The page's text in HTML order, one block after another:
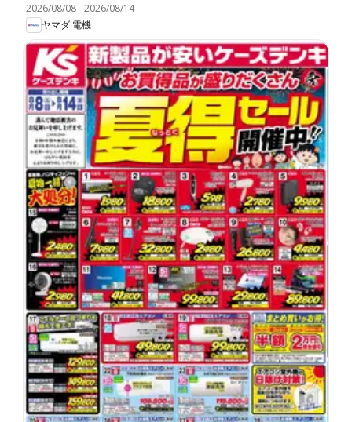
2026/08/08-2026/08/14
ヤマダ 電機